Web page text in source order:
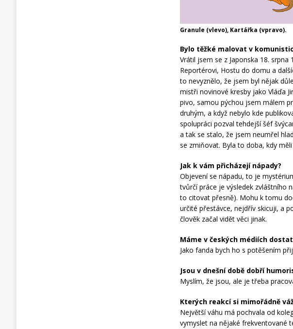
Granule (vlevo), Kartářka (vpravo).
Bylo těžké malovat v
Vrátil jsem se z Japonska 18.
Reportérovi, Hostu do domu a
to nevyznělo, že jsem byl nějak
mistři novinové kresby jako Vláďa
pivo, samou pýchou jsem málem
druhým, a když nebylo kde
spolupráci pozval tehdejší šéf
a tak se stalo, že jsem neumřel
se zmiňovat. Byla to doba, kdy
Jak k vám přicházejí nápady?
Objevení se nápadu, to je
tvůrčí práce je výsledek zvláštního
to citovat přesně). Mohu k tomu
určité přestávce, nejdřív skicuji, a
člověk začal vidět věci jinak.
Máme v českých médiích
Jako fanda bych ho s potěšením
Jsou v dnešní době dobří
Myslím, že jsou, ale je třeba
Kterých reakcí si mimořádně
Největší váhu má pochvala od
vymyslet na nějaké frekventované